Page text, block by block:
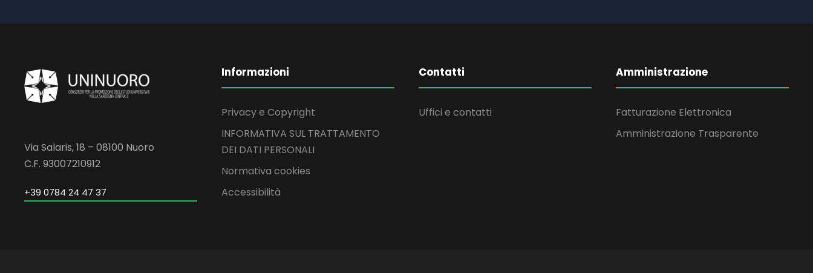
Via Salaris, 18 – 08100 Nuoro
C.F. 93007210912
+39 0784 24 47 37
Informazioni
Privacy e Copyright
INFORMATIVA SUL TRATTAMENTO
DEI DATI PERSONALI
Normativa cookies
Accessibilità
Contatti
Uffici e contatti
Amministrazione
Fatturazione Elettronica
Amministrazione Trasparente